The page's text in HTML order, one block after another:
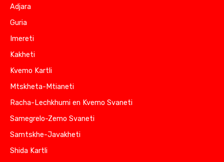
Adjara
Guria
Imereti
Kakheti
Kvemo Kartli
Mtskheta-Mtianeti
Racha-Lechkhumi en Kvemo Svaneti
Samegrelo-Zemo Svaneti
Samtskhe-Javakheti
Shida Kartli